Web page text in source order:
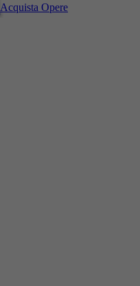
Acquista Opere